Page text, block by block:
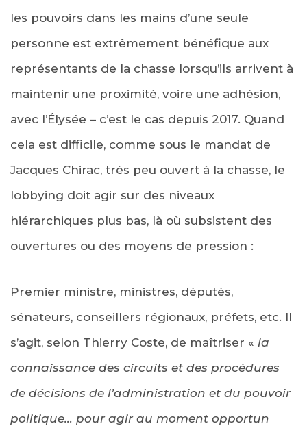
les pouvoirs dans les mains d’une seule
personne est extrêmement bénéfique aux
représentants de la chasse lorsqu’ils arrivent à
maintenir une proximité, voire une adhésion,
avec l’Élysée – c’est le cas depuis 2017. Quand
cela est difficile, comme sous le mandat de
Jacques Chirac, très peu ouvert à la chasse, le
lobbying doit agir sur des niveaux
hiérarchiques plus bas, là où subsistent des
ouvertures ou des moyens de pression :
Premier ministre, ministres, députés,
sénateurs, conseillers régionaux, préfets, etc. Il
s’agit, selon Thierry Coste, de maîtriser « la
connaissance des circuits et des procédures
de décisions de l’administration et du pouvoir
politique… pour agir au moment opportun